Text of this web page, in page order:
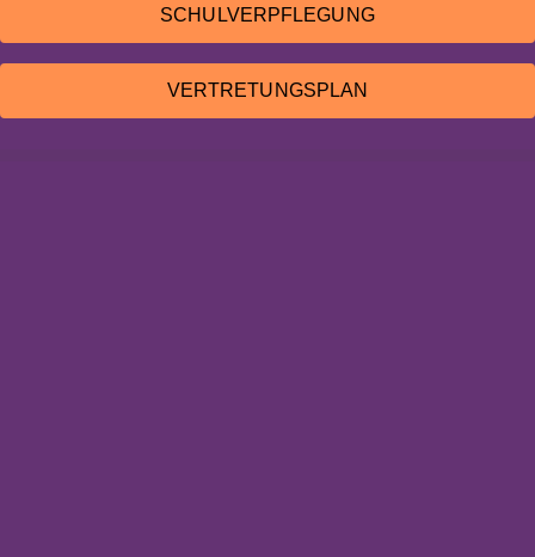
SCHULVERPFLEGUNG
VERTRETUNGSPLAN